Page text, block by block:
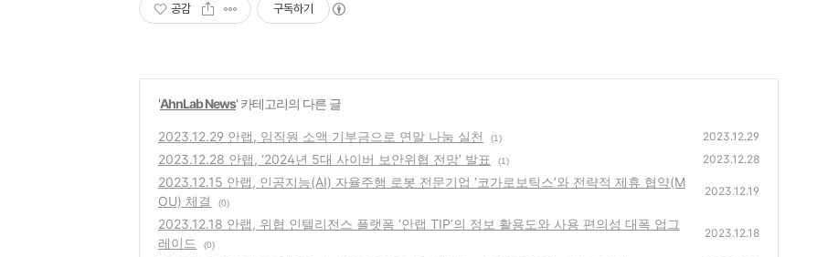
공감 구독하기
'AhnLab News' 카테고리의 다른 글
2023.12.29 안랩, 임직원 소액 기부금으로 연말 나눔 실천 (1) 2023.12.29
2023.12.28 안랩, ‘2024년 5대 사이버 보안위협 전망’ 발표 (1) 2023.12.28
2023.12.15 안랩, 인공지능(AI) 자율주행 로봇 전문기업 ‘코가로보틱스’와 전략적 제휴 협약(M
OU) 체결
(0)
2023.12.19
2023.12.18 안랩, 위협 인텔리전스 플랫폼 ‘안랩 TIP’의 정보 활용도와 사용 편의성 대폭 업그
레이드
(0)
2023.12.18